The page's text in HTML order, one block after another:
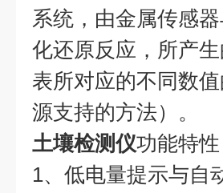
系统，由金属传感
化还原反应，所产
表所对应的不同数
源支持的方法）。
土壤检测仪功能特性
1、低电量提示与自